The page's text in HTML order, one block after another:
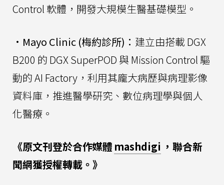
Control 軟體，開發大規模生醫基礎模型。
• Mayo Clinic (梅約診所)： 建立由搭載 DGX
B200 的 DGX SuperPOD 與 Mission Control 驅
動的 AI Factory，利用其龐大病歷與病理影像
資料庫，推進醫學研究、數位病理學與個人
化醫療。
《原文刊登於合作媒體 mashdigi ，聯合新
聞網獲授權轉載。》